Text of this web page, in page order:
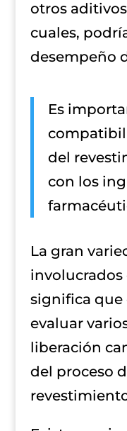
otros
cuales,
desempeño
Es
del
con los
La gran
involucrados
significa que
evaluar
liberación
del proceso